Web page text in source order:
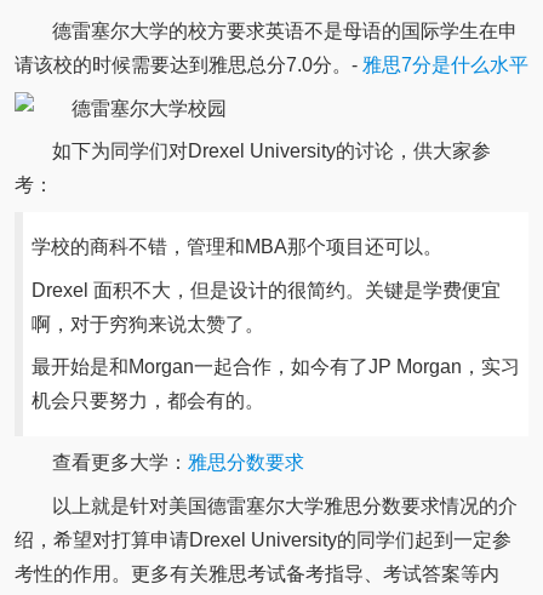
德雷塞尔大学的校方要求英语不是母语的国际学生在申
请该校的时候需要达到雅思总分7.0分。- 雅思7分是什么水平
如下为同学们对Drexel University的讨论，供大家参
考：
学校的商科不错，管理和MBA那个项目还可以。
Drexel 面积不大，但是设计的很简约。关键是学费便宜
啊，对于穷狗来说太赞了。
最开始是和Morgan一起合作，如今有了JP Morgan，实习
机会只要努力，都会有的。
查看更多大学： 雅思分数要求
以上就是针对美国德雷塞尔大学雅思分数要求情况的介
绍，希望对打算申请Drexel University的同学们起到一定参
考性的作用。更多有关雅思考试备考指导、考试答案等内